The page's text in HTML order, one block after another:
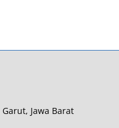
Jawa Barat